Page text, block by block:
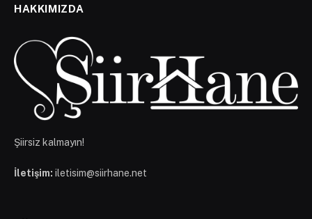
HAKKIMIZDA
Şiirsiz kalmayın!
İletişim: iletisim@siirhane.net